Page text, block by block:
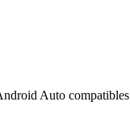
Auto compatibles